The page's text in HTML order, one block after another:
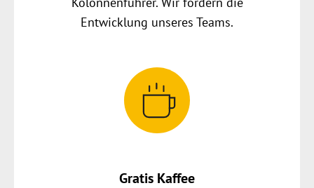
Entwicklung unseres Teams.
Gratis Kaffee